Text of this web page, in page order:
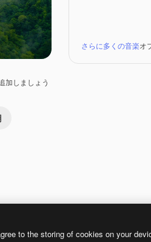
加しましょう
さらに多くの音楽オ
to the storing of cookies on your